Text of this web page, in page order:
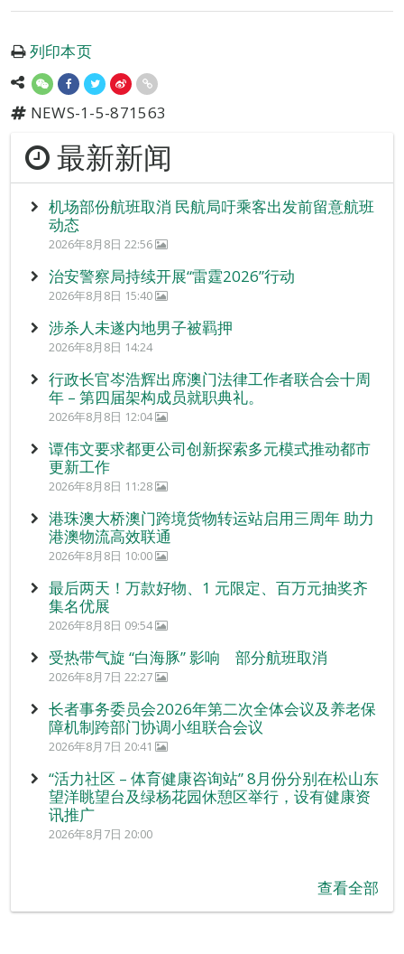
列印本页
NEWS-1-5-871563
最新新闻
机场部份航班取消 民航局吁乘客出发前留意航班
动态
2026年8月8日 22:56
治安警察局持续开展“雷霆2026”行动
2026年8月8日 15:40
涉杀人未遂内地男子被羁押
2026年8月8日 14:24
行政长官岑浩辉出席澳门法律工作者联合会十周
年 – 第四届架构成员就职典礼。
2026年8月8日 12:04
谭伟文要求都更公司创新探索多元模式推动都市
更新工作
2026年8月8日 11:28
港珠澳大桥澳门跨境货物转运站启用三周年 助力
港澳物流高效联通
2026年8月8日 10:00
最后两天！万款好物、1 元限定、百万元抽奖齐
集名优展
2026年8月8日 09:54
受热带气旋 “白海豚” 影响 部分航班取消
2026年8月7日 22:27
长者事务委员会2026年第二次全体会议及养老保
障机制跨部门协调小组联合会议
2026年8月7日 20:41
“活力社区 – 体育健康咨询站” 8月份分别在松山东
望洋眺望台及绿杨花园休憩区举行，设有健康资
讯推广
2026年8月7日 20:00
查看全部